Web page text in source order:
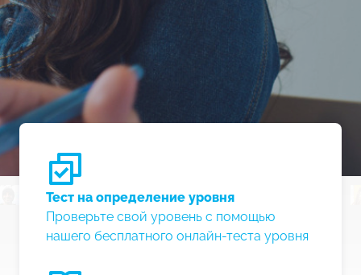
Тест на определение уровня
Проверьте свой уровень с помощью
нашего бесплатного онлайн-теста уровня